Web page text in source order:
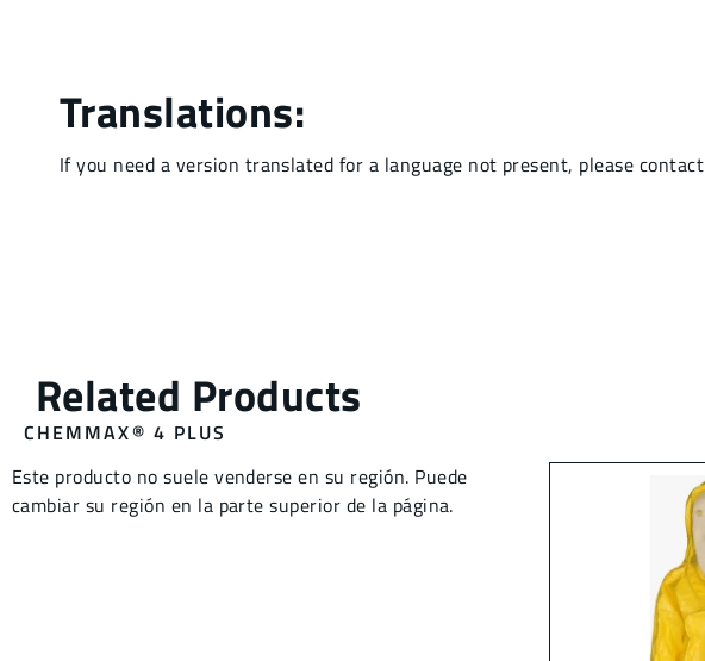
CHEMMAX® 4 PLUS
Este producto no suele venderse en su región. Puede
cambiar su región en la parte superior de la página.